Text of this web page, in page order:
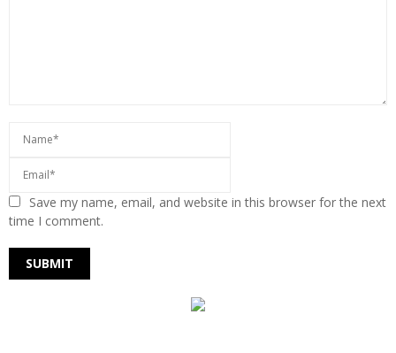
Save my name, email, and website in this browser for the next
time I comment.